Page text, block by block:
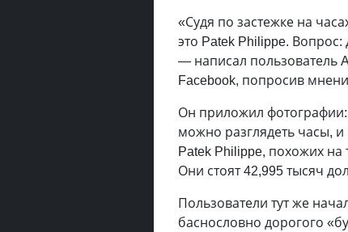
«Судя по застежке на
это Patek Philippe.
— написал пользователь
Facebook, попросив
Он приложил
можно разглядеть часы,
Patek Philippe, похожих на
Они стоят 42,995 тысяч
Пользователи тут же
баснословно дорогого